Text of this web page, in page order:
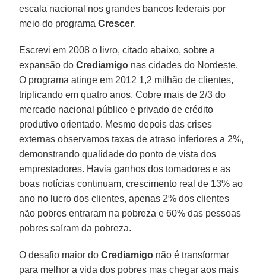
escala nacional nos grandes bancos federais por
meio do programaCrescer.
Escrevi em 2008 o livro, citado abaixo, sobre a
expansão doCrediamigo nas cidades do Nordeste.
O programa atinge em 2012 1,2 milhão de clientes,
triplicando em quatro anos. Cobre mais de 2/3 do
mercado nacional público e privado de crédito
produtivo orientado. Mesmo depois das crises
externas observamos taxas de atraso inferiores a 2%,
demonstrando qualidade do ponto de vista dos
emprestadores. Havia ganhos dos tomadores e as
boas notícias continuam, crescimento real de 13% ao
ano no lucro dos clientes, apenas 2% dos clientes
não pobres entraram na pobreza e 60% das pessoas
pobres saíram da pobreza.
O desafio maior doCrediamigo não é transformar
para melhor a vida dos pobres mas chegar aos mais